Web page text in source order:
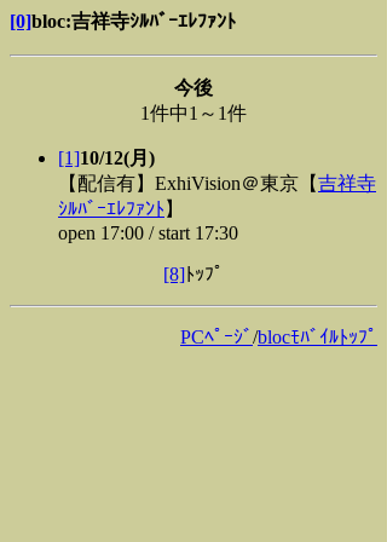
[0]bloc:吉祥寺ｼﾙﾊﾞｰｴﾚﾌｧﾝﾄ
今後
1件中1～1件
[1]10/12(月)
【配信有】ExhiVision＠東京【吉祥寺
ｼﾙﾊﾞｰｴﾚﾌｧﾝﾄ 】
open 17:00 / start 17:30
[8]ﾄｯﾌﾟ
PCﾍﾟｰｼﾞ/blocﾓﾊﾞｲﾙﾄｯﾌﾟ